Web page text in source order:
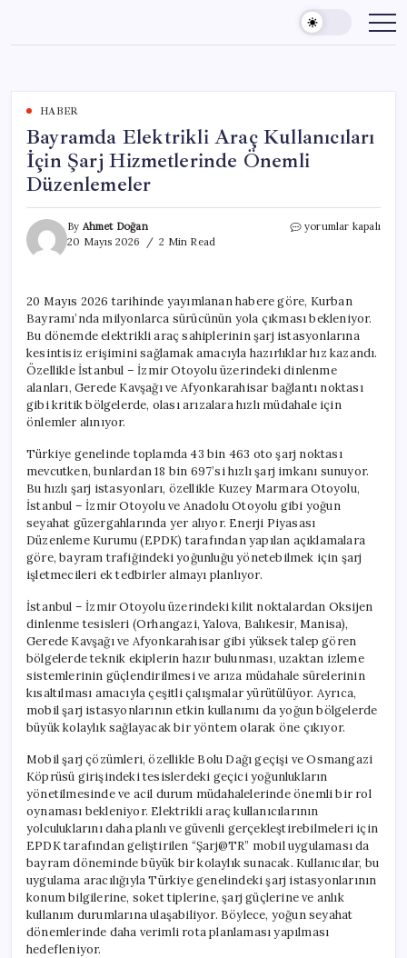
content
HABER
Bayramda Elektrikli Araç Kullanıcıları
İçin Şarj Hizmetlerinde Önemli
Düzenlemeler
By Ahmet Doğan
20 Mayıs 2026
2 Min Read
Bayramda
Şarj
Hizmetlerinde
Önemli
Düzenlemeler
için
yorumlar kapalı
20 Mayıs 2026 tarihinde yayımlanan habere göre, Kurban
Bayramı’nda milyonlarca sürücünün yola çıkması bekleniyor.
Bu dönemde elektrikli araç sahiplerinin şarj istasyonlarına
kesintisiz erişimini sağlamak amacıyla hazırlıklar hız kazandı.
Özellikle İstanbul – İzmir Otoyolu üzerindeki dinlenme
alanları, Gerede Kavşağı ve Afyonkarahisar bağlantı noktası
gibi kritik bölgelerde, olası arızalara hızlı müdahale için
önlemler alınıyor.
Türkiye genelinde toplamda 43 bin 463 oto şarj noktası
mevcutken, bunlardan 18 bin 697’si hızlı şarj imkanı sunuyor.
Bu hızlı şarj istasyonları, özellikle Kuzey Marmara Otoyolu,
İstanbul – İzmir Otoyolu ve Anadolu Otoyolu gibi yoğun
seyahat güzergahlarında yer alıyor. Enerji Piyasası
Düzenleme Kurumu (EPDK) tarafından yapılan açıklamalara
göre, bayram trafiğindeki yoğunluğu yönetebilmek için şarj
işletmecileri ek tedbirler almayı planlıyor.
İstanbul – İzmir Otoyolu üzerindeki kilit noktalardan Oksijen
dinlenme tesisleri (Orhangazi, Yalova, Balıkesir, Manisa),
Gerede Kavşağı ve Afyonkarahisar gibi yüksek talep gören
bölgelerde teknik ekiplerin hazır bulunması, uzaktan izleme
sistemlerinin güçlendirilmesi ve arıza müdahale sürelerinin
kısaltılması amacıyla çeşitli çalışmalar yürütülüyor. Ayrıca,
mobil şarj istasyonlarının etkin kullanımı da yoğun bölgelerde
büyük kolaylık sağlayacak bir yöntem olarak öne çıkıyor.
Mobil şarj çözümleri, özellikle Bolu Dağı geçişi ve Osmangazi
Köprüsü girişindeki tesislerdeki geçici yoğunlukların
yönetilmesinde ve acil durum müdahalelerinde önemli bir rol
oynaması bekleniyor. Elektrikli araç kullanıcılarının
yolculuklarını daha planlı ve güvenli gerçekleştirebilmeleri için
EPDK tarafından geliştirilen “Şarj@TR” mobil uygulaması da
bayram döneminde büyük bir kolaylık sunacak. Kullanıcılar, bu
uygulama aracılığıyla Türkiye genelindeki şarj istasyonlarının
konum bilgilerine, soket tiplerine, şarj güçlerine ve anlık
kullanım durumlarına ulaşabiliyor. Böylece, yoğun seyahat
dönemlerinde daha verimli rota planlaması yapılması
hedefleniyor.